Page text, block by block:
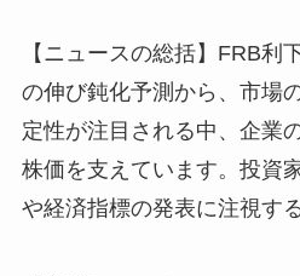
【ニュースの総括】FRB利
の伸び鈍化予測から、市場
定性が注目される中、企業
株価を支えています。投資
や経済指標の発表に注視す